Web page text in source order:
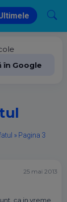
în Google
» Pagina 3
ca in vreme
25 mai 2013